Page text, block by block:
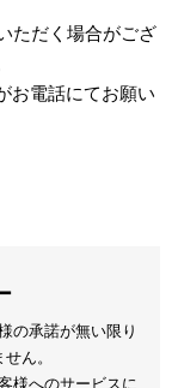
ただく場合がござ
お電話にてお願い
の承諾が無い限り
ん。
様へのサービスに